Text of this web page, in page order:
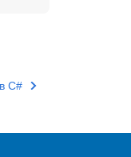
C#